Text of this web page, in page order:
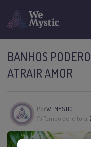
BANHOS
ATRAIR AMOR
PorWEMYSTIC
Tempo de leitura: